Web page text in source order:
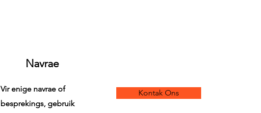
Navrae
Vir enige navrae of
besprekings, gebruik
Kontak Ons